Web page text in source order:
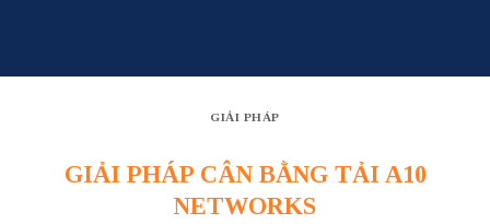
GIẢI PHÁP
GIẢI PHÁP CÂN BẰNG TẢI A10
NETWORKS